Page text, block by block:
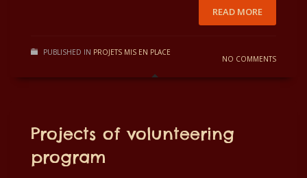
READ MORE
PUBLISHED IN PROJETS MIS EN PLACE
NO COMMENTS
Projects of volunteering
program